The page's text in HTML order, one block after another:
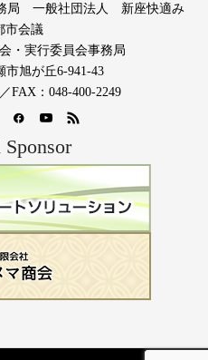
局 一般社団法人 新座快適み
市会議
・実行委員会事務局
旭が丘6-941-43
FAX：048-400-2249